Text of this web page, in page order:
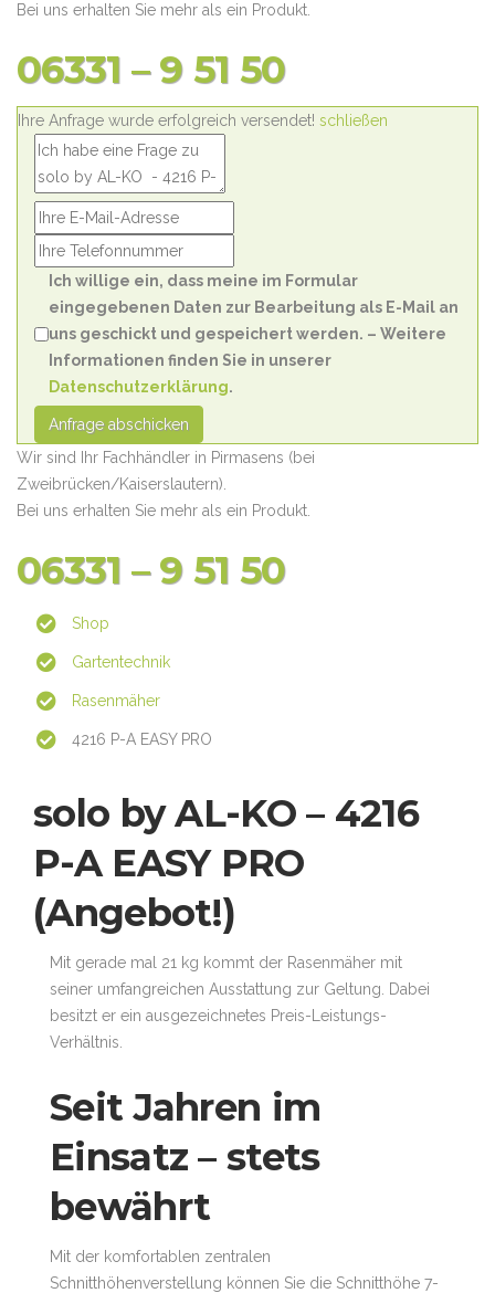
Bei uns erhalten Sie mehr als ein Produkt.
06331 – 9 51 50
Ihre Anfrage wurde erfolgreich versendet! schließen
Ich willige ein, dass meine im Formular
eingegebenen Daten zur Bearbeitung als E-Mail an
uns geschickt und gespeichert werden. – Weitere
Informationen finden Sie in unserer
Datenschutzerklärung.
Anfrage abschicken
Wir sind Ihr Fachhändler in Pirmasens (bei
Zweibrücken/Kaiserslautern).
Bei uns erhalten Sie mehr als ein Produkt.
06331 – 9 51 50
Shop
Gartentechnik
Rasenmäher
4216 P-A EASY PRO
solo by AL-KO – 4216
P-A EASY PRO
(Angebot!)
Mit gerade mal 21 kg kommt der Rasenmäher mit
seiner umfangreichen Ausstattung zur Geltung. Dabei
besitzt er ein ausgezeichnetes Preis-Leistungs-
Verhältnis.
Seit Jahren im
Einsatz – stets
bewährt
Mit der komfortablen zentralen
Schnitthöhenverstellung können Sie die Schnitthöhe 7-